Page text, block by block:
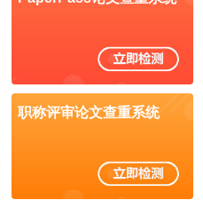
职称评审论文查重系统